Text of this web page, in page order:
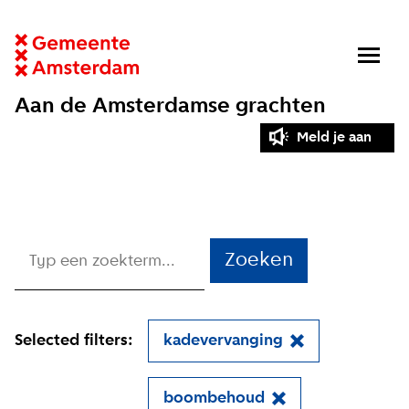
Aan de Amsterdamse grachten
Meld je aan
Zoeken
Selected filters: kadevervanging
boombehoud